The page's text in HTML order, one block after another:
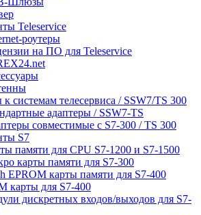
Teleservice
роутеры
на ПО для Teleservice
системам телесервиса / SSW7/TS 300
адаптеры / SSW7-TS
совместимые с S7-300 / TS 300
S7
памяти для CPU S7-1200 и S7-1500
карты памяти для S7-300
EPROM карты памяти для S7-400
карты для S7-400
дискретных входов/выходов для S7-